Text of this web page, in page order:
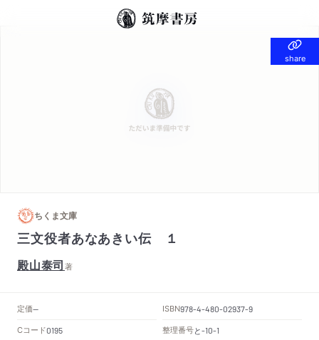
share
share
ちくま文庫
三文役者あなあきい伝 １
殿山泰司著
定価-- ISBN978-4-480-02937-9
Cコード0195 整理番号と-10-1